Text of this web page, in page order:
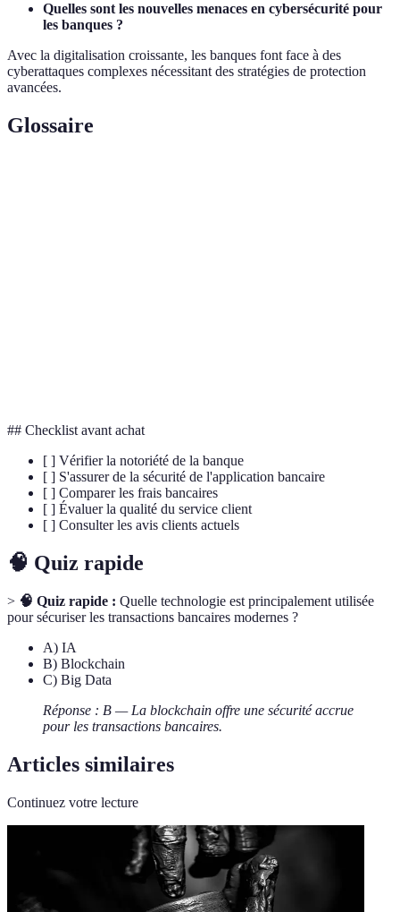
Quelles sont les nouvelles menaces en cybersécurité pour
les banques ?
Avec la digitalisation croissante, les banques font face à des
cyberattaques complexes nécessitant des stratégies de protection
avancées.
Glossaire
## Checklist avant achat
[ ] Vérifier la notoriété de la banque
[ ] S'assurer de la sécurité de l'application bancaire
[ ] Comparer les frais bancaires
[ ] Évaluer la qualité du service client
[ ] Consulter les avis clients actuels
🧠 Quiz rapide
> 🧠 Quiz rapide : Quelle technologie est principalement utilisée
pour sécuriser les transactions bancaires modernes ?
A) IA
B) Blockchain
C) Big Data
Réponse : B — La blockchain offre une sécurité accrue
pour les transactions bancaires.
Articles similaires
Continuez votre lecture